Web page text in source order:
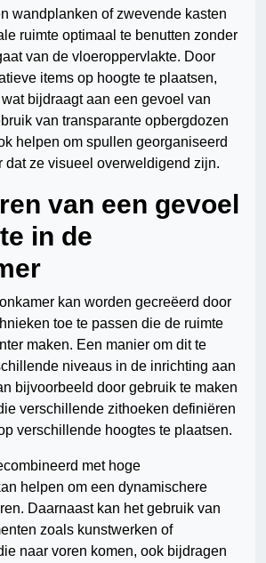
wandplanken of zwevende kasten
ruimte optimaal te benutten zonder
van de vloeroppervlakte. Door
items op hoogte te plaatsen,
bijdraagt aan een gevoel van
van transparante opbergdozen
helpen om spullen georganiseerd
dat ze visueel overweldigend zijn.
van een gevoel
in de
kan worden gecreëerd door
toe te passen die de ruimte
maken. Een manier om dit te
niveaus in de inrichting aan
bijvoorbeeld door gebruik te maken
verschillende zithoeken definiëren
verschillende hoogtes te plaatsen.
met hoge
helpen om een dynamischere
Daarnaast kan het gebruik van
zoals kunstwerken of
naar voren komen, ook bijdragen